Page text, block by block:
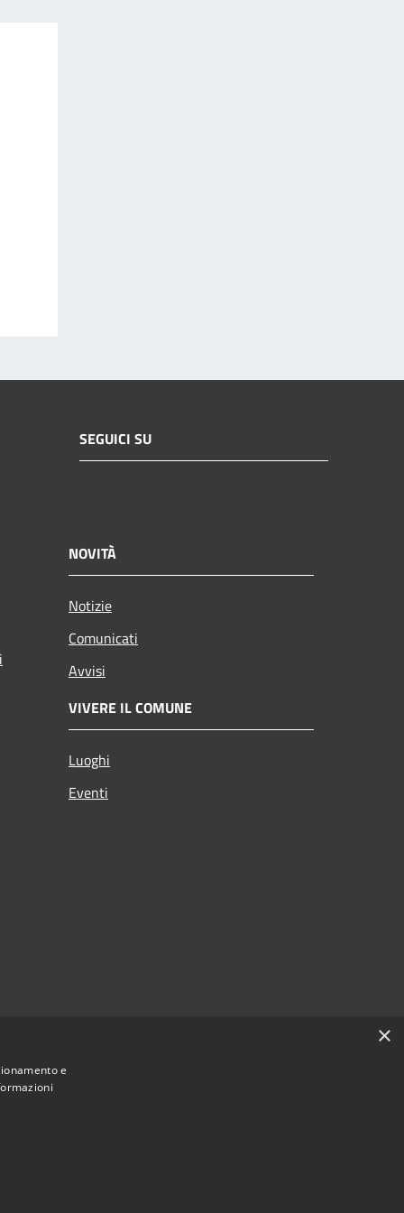
SEGUICI SU
NOVITÀ
Notizie
Comunicati
Avvisi
VIVERE IL COMUNE
Luoghi
Eventi
×
e